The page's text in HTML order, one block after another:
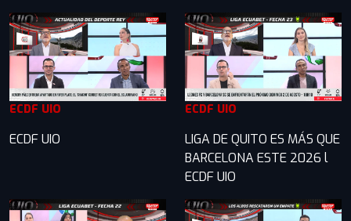
ECDF UIO
ECDF UIO
ECDF UIO
LIGA DE QUITO ES MÁS QUE
BARCELONA ESTE 2026 l
ECDF UIO